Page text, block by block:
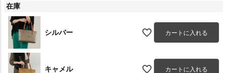
在庫
シルバー カートに入れる
キャメル カートに入れる